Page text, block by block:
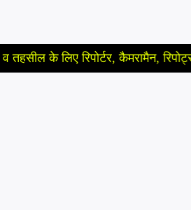
रिपोर्टर, कैमरामैन, रिपोर्ट्स,